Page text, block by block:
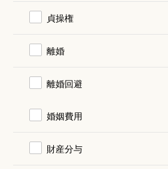
貞操権
離婚
離婚回避
婚姻費用
財産分与